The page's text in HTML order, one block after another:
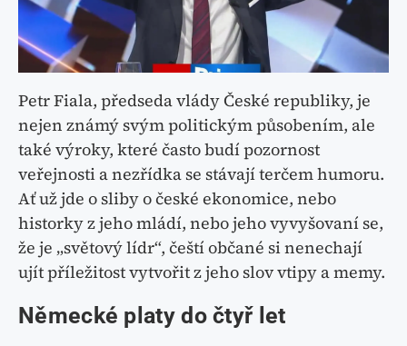
Petr Fiala, předseda vlády České republiky, je
nejen známý svým politickým působením, ale
také výroky, které často budí pozornost
veřejnosti a nezřídka se stávají terčem humoru.
Ať už jde o sliby o české ekonomice, nebo
historky z jeho mládí, nebo jeho vyvyšovaní se,
že je „světový lídr“, čeští občané si nenechají
ujít příležitost vytvořit z jeho slov vtipy a memy.
Německé platy do čtyř let